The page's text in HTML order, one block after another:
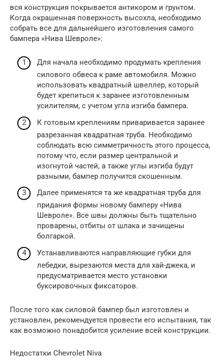
вся конструкция покрывается антикором и грунтом.
Когда окрашенная поверхность высохла, необходимо
собрать все для дальнейшего изготовления самого
бампера «Нива Шевроле»:
Для начала необходимо продумать крепления
силового обвеса к раме автомобиля. Можно
использовать квадратный швеллер, который
будет крепиться к заранее изготовленным
усилителям, с учетом угла изгиба бампера.
К готовым креплениям приваривается заранее
разрезанная квадратная труба. Необходимо
соблюдать всю симметричность этого процесса,
потому что, если размер центральной и
изогнутой частей, а также углы изгиба будут
разными, бампер получится скошенным.
Далее применятся та же квадратная труба для
придания формы новому бамперу «Нива
Шевроле». Все швы должны быть тщательно
проварены, отбиты от шлака и зачищены
болгаркой.
Устанавливаются направляющие губки для
лебедки, вырезаются места для хай-джека, и
предусматривается место установки
буксировочных фиксаторов.
После того как силовой бампер был изготовлен и
установлен, рекомендуется провести его испытания, так
как возможно понадобится усиление всей конструкции.
Недостатки Chevrolet Niva